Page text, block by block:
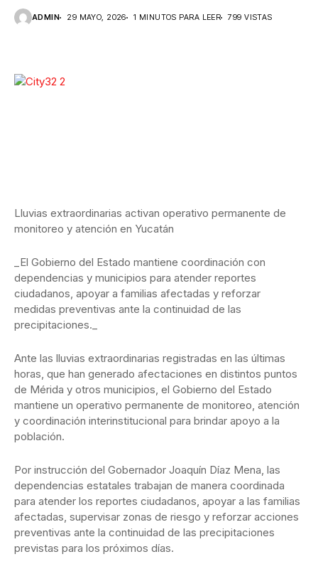
ADMIN 29 MAYO, 2026 1 MINUTOS PARA LEER 799 VISTAS
Lluvias extraordinarias activan operativo permanente de
monitoreo y atención en Yucatán
_El Gobierno del Estado mantiene coordinación con
dependencias y municipios para atender reportes
ciudadanos, apoyar a familias afectadas y reforzar
medidas preventivas ante la continuidad de las
precipitaciones._
Ante las lluvias extraordinarias registradas en las últimas
horas, que han generado afectaciones en distintos puntos
de Mérida y otros municipios, el Gobierno del Estado
mantiene un operativo permanente de monitoreo, atención
y coordinación interinstitucional para brindar apoyo a la
población.
Por instrucción del Gobernador Joaquín Díaz Mena, las
dependencias estatales trabajan de manera coordinada
para atender los reportes ciudadanos, apoyar a las familias
afectadas, supervisar zonas de riesgo y reforzar acciones
preventivas ante la continuidad de las precipitaciones
previstas para los próximos días.